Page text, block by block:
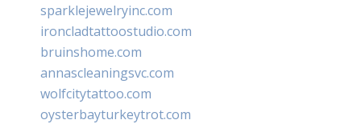
sparklejewelryinc.com
ironcladtattoostudio.com
bruinshome.com
annascleaningsvc.com
wolfcitytattoo.com
oysterbayturkeytrot.com